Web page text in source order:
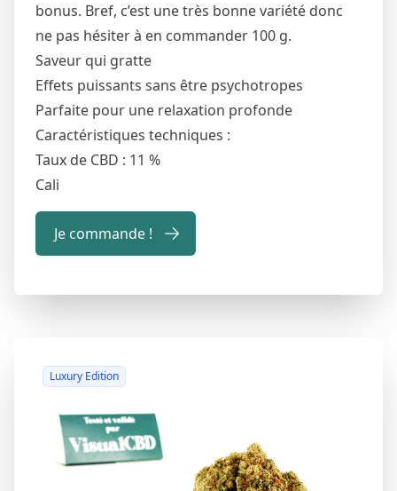
bonus. Bref, c’est une très bonne variété donc
ne pas hésiter à en commander 100 g.
Saveur qui gratte
Effets puissants sans être psychotropes
Parfaite pour une relaxation profonde
Caractéristiques techniques :
Taux de CBD : 11 %
Cali
Je commande !
Luxury Edition